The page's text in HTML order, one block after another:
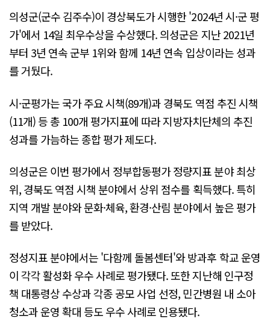
의성군(군수 김주수)이 경상북도가 시행한 '2024년 시·군 평
가'에서 14일 최우수상을 수상했다. 의성군은 지난 2021년
부터 3년 연속 군부 1위와 함께 14년 연속 입상이라는 성과
를 거뒀다.
시·군평가는 국가 주요 시책(89개)과 경북도 역점 추진 시책
(11개) 등 총 100개 평가지표에 따라 지방자치단체의 추진
성과를 가늠하는 종합 평가 제도다.
의성군은 이번 평가에서 정부합동평가 정량지표 분야 최상
위, 경북도 역점 시책 분야에서 상위 점수를 획득했다. 특히
지역 개발 분야와 문화·체육, 환경·산림 분야에서 높은 평가
를 받았다.
정성지표 분야에서는 '다함께 돌봄센터'와 방과후 학교 운영
이 각각 활성화 우수 사례로 평가됐다. 또한 지난해 인구정
책 대통령상 수상과 각종 공모 사업 선정, 민간병원 내 소아
청소과 운영 확대 등도 우수 사례로 인용됐다.